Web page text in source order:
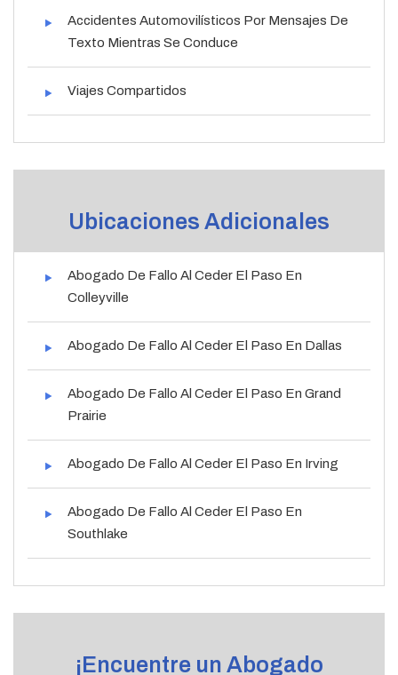
Accidentes Automovilísticos Por Mensajes De
Texto Mientras Se Conduce
Viajes Compartidos
Ubicaciones Adicionales
Abogado De Fallo Al Ceder El Paso En
Colleyville
Abogado De Fallo Al Ceder El Paso En Dallas
Abogado De Fallo Al Ceder El Paso En Grand
Prairie
Abogado De Fallo Al Ceder El Paso En Irving
Abogado De Fallo Al Ceder El Paso En
Southlake
¡Encuentre un Abogado